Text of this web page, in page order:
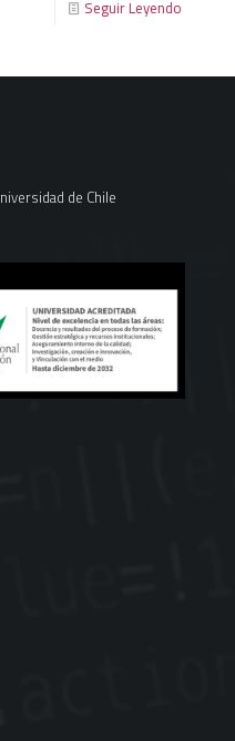
Seguir Leyendo
de Chile